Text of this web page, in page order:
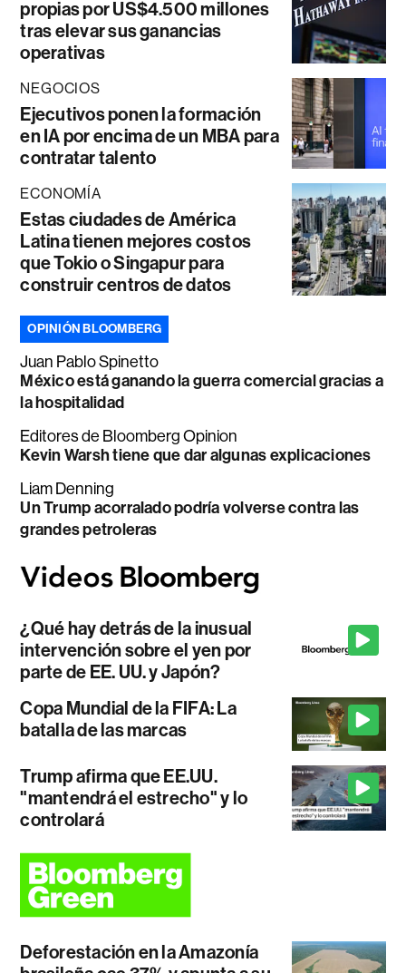
propias por US$4.500 millones
tras elevar sus ganancias
operativas
NEGOCIOS
Ejecutivos ponen la formación
en IA por encima de un MBA para
contratar talento
ECONOMÍA
Estas ciudades de América
Latina tienen mejores costos
que Tokio o Singapur para
construir centros de datos
OPINIÓN BLOOMBERG
Juan Pablo Spinetto
México está ganando la guerra comercial gracias a
la hospitalidad
Editores de Bloomberg Opinion
Kevin Warsh tiene que dar algunas explicaciones
Liam Denning
Un Trump acorralado podría volverse contra las
grandes petroleras
¿Qué hay detrás de la inusual
intervención sobre el yen por
parte de EE. UU. y Japón?
Copa Mundial de la FIFA: La
batalla de las marcas
Trump afirma que EE.UU.
"mantendrá el estrecho" y lo
controlará
Deforestación en la Amazonía